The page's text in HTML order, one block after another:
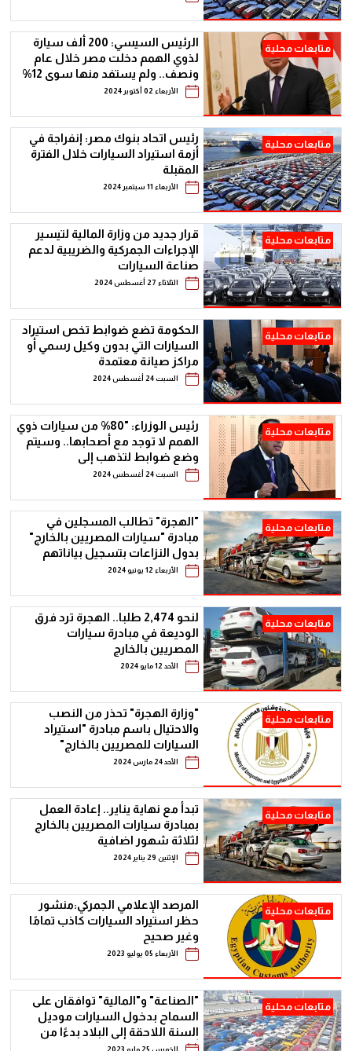
متابعات محلية
الرئيس السيسي: 200 ألف سيارة
لذوي الهمم دخلت مصر خلال عام
ونصف.. ولم يستفد منها سوى 12%
فقطالأربعاء 02 أكتوبر 2024
متابعات محلية
رئيس اتحاد بنوك مصر: إنفراجة في
أزمة استيراد السيارات خلال الفترة
المقبلة
الأربعاء 11 سبتمبر 2024
متابعات محلية
قرار جديد من وزارة المالية لتيسير
الإجراءات الجمركية والضريبية لدعم
صناعة السيارات
الثلاثاء 27 أغسطس 2024
متابعات محلية
الحكومة تضع ضوابط تخص استيراد
السيارات التي بدون وكيل رسمي أو
مراكز صيانة معتمدة
السبت 24 أغسطس 2024
متابعات محلية
رئيس الوزراء: "80% من سيارات ذوي
الهمم لا توجد مع أصحابها.. وسيتم
وضع ضوابط لتذهب إلى
لمستحقيها"
السبت 24 أغسطس 2024
متابعات محلية
"الهجرة" تطالب المسجلين في
مبادرة "سيارات المصريين بالخارج"
بدول النزاعات بتسجيل بياناتهم
لتسهيل عمليات التحويلات
الأربعاء 12 يونيو 2024
متابعات محلية
لنحو 2,474 طلبا.. الهجرة ترد فرق
الوديعة في مبادرة سيارات
المصريين بالخارج
الأحد 12 مايو 2024
متابعات محلية
"وزارة الهجرة" تحذر من النصب
والاحتيال باسم مبادرة "استيراد
السيارات للمصريين بالخارج"
الأحد 24 مارس 2024
متابعات محلية
تبدأ مع نهاية يناير.. إعادة العمل
بمبادرة سيارات المصريين بالخارج
لثلاثة شهور اضافية
الإثنين 29 يناير 2024
متابعات محلية
المرصد الإعلامي الجمركي:منشور
حظر استيراد السيارات كاذب تمامًا
وغير صحيح
الأربعاء 05 يوليو 2023
متابعات محلية
"الصناعة" و"المالية" توافقان على
السماح بدخول السيارات موديل
السنة اللاحقة إلى البلاد بدءًا من
أبريلالخميس 25 مايو 2023